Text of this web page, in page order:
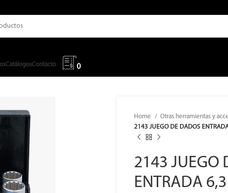
CatálogosContacto 0
Home
Otras herramientas y
2143 JUEGO DE DADOS
2143 JUEGO
ENTRADA